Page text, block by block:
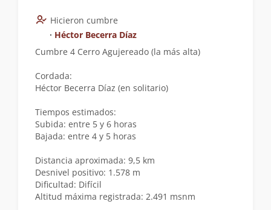
Hicieron cumbre
∙ Héctor Becerra Díaz
Cumbre 4 Cerro Agujereado (la más alta)
Cordada:
Héctor Becerra Díaz (en solitario)
Tiempos estimados:
Subida: entre 5 y 6 horas
Bajada: entre 4 y 5 horas
Distancia aproximada: 9,5 km
Desnivel positivo: 1.578 m
Dificultad: Difícil
Altitud máxima registrada: 2.491 msnm